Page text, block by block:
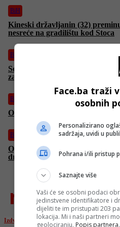
BiH
Kineski državljanin (32)
nesreće na gradilištu kod Stoca
BiH
Schmidt se sastao sa Čovićem
zakona ostaje ključni prioritet
BiH
Osam državljana BiH
BiH
Oglasilo se Ministarstvo
državljanima u Teheranu i Tel
najnovije
Izdvojeno
Face.ba traži
osobnih
Personalizirano
sadržaja, uvidi u
Pohrana i/ili pristup
Saznajte više
Vaši će se osobni podaci
jedinstvene identifikatore i
dijeliti te im pristupati 203
lokacija. Mi i naši partneri
geolociranju. Popis partnera.